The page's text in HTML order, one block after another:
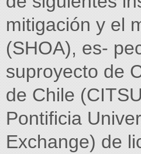
mitigación y el
(SHOA), es-
suproyecto de
de Chile
Pontificia
Exchange) de